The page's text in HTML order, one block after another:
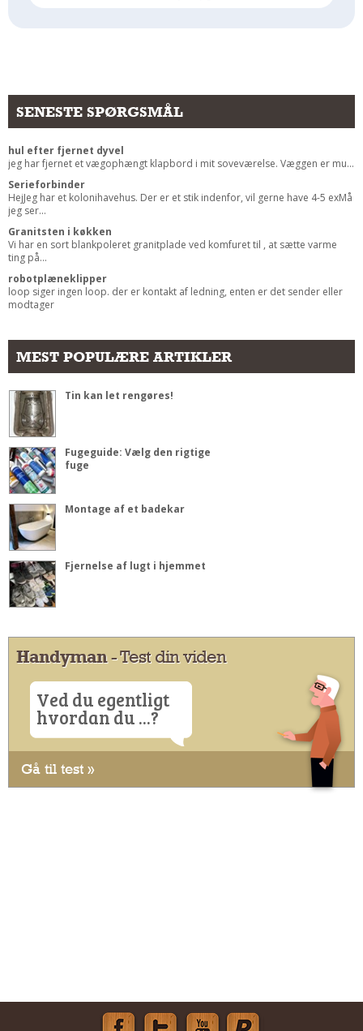
SENESTE SPØRGSMÅL
hul efter fjernet dyvel
jeg har fjernet et vægophængt klapbord i mit soveværelse. Væggen er mu...
Serieforbinder
HejJeg har et kolonihavehus. Der er et stik indenfor, vil gerne have 4-5 exMå
jeg ser...
Granitsten i køkken
Vi har en sort blankpoleret granitplade ved komfuret til , at sætte varme
ting på...
robotplæneklipper
loop siger ingen loop. der er kontakt af ledning, enten er det sender eller
modtager
MEST POPULÆRE ARTIKLER
Tin kan let rengøres!
Fugeguide: Vælg den rigtige
fuge
Montage af et badekar
Fjernelse af lugt i hjemmet
Handyman- Test din viden
Ved du egentligt
hvordan du ...?
Gå til test »